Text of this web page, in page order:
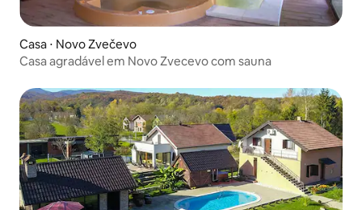
Casa ⋅ Novo Zvečevo
Casa agradável em Novo Zvecevo com sauna